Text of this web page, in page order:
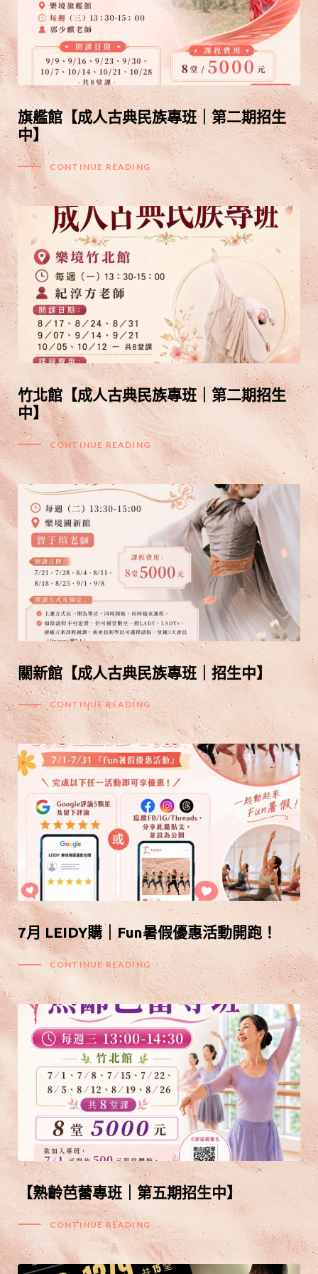
旗艦館【成人古典民族專班｜第二期招生
中】
CONTINUE READING
竹北館【成人古典民族專班｜第二期招生
中】
CONTINUE READING
關新館【成人古典民族專班｜招生中】
CONTINUE READING
7月 LEIDY購｜Fun暑假優惠活動開跑！
CONTINUE READING
【熟齡芭蕾專班｜第五期招生中】
CONTINUE READING